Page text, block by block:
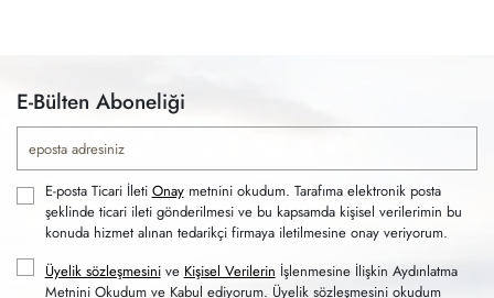
E-Bülten Aboneliği
E-posta Ticari İleti Onaymetnini okudum. Tarafıma elektronik posta
şeklinde ticari ileti gönderilmesi ve bu kapsamda kişisel verilerimin bu
konuda hizmet alınan tedarikçi firmaya iletilmesine onay veriyorum.
Üyelik sözleşmesinive Kişisel Verilerin İşlenmesine İlişkin Aydınlatma
Metnini Okudum ve Kabul ediyorum. Üyelik sözleşmesini okudum